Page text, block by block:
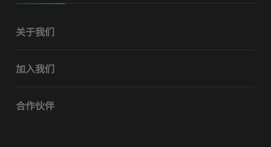
关于我们
加入我们
合作伙伴